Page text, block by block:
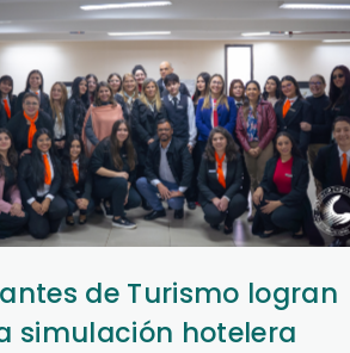
de Turismo logran
simulación hotelera